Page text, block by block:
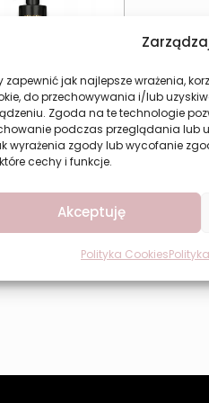
zapewnić jak najlepsze wrażenia,
do przechowywania i/lub
Zgoda na te technologie
podczas przeglądania lub
wyrażenia zgody lub wycofanie
cechy i funkcje.
Akceptuję
Polityka Cookies
Pomieszczeń
Dark Night
17,49zł
do koszyka